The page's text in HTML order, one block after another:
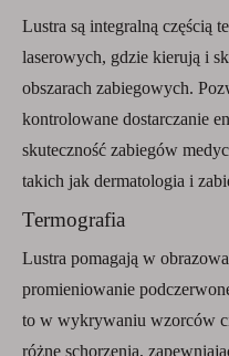
Lustra są integralną częścią
laserowych, gdzie kierują i
obszarach zabiegowych.
kontrolowane dostarczanie
skuteczność zabiegów
takich jak dermatologia i
Termografia
Lustra pomagają w
promieniowanie
to w wykrywaniu wzorców
różne schorzenia,